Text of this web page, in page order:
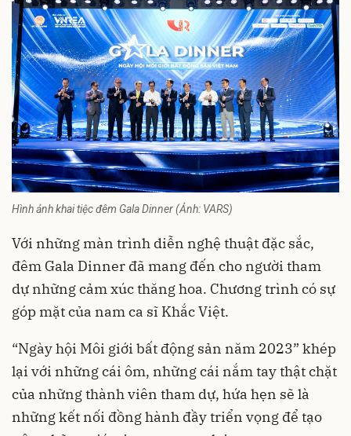
Hình ảnh khai tiệc đêm Gala Dinner (Ảnh: VARS)
Với những màn trình diễn nghệ thuật đặc sắc,
đêm Gala Dinner đã mang đến cho người tham
dự những cảm xúc thăng hoa. Chương trình có sự
góp mặt của nam ca sĩ Khắc Việt.
“Ngày hội Môi giới bất động sản năm 2023” khép
lại với những cái ôm, những cái nắm tay thật chặt
của những thành viên tham dự, hứa hẹn sẽ là
những kết nối đồng hành đầy triển vọng để tạo